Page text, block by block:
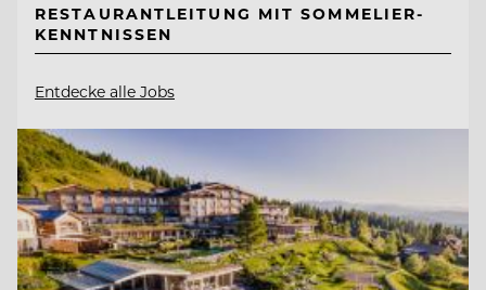
RESTAURANTLEITUNG MIT SOMMELIER-
KENNTNISSEN
Entdecke alle Jobs